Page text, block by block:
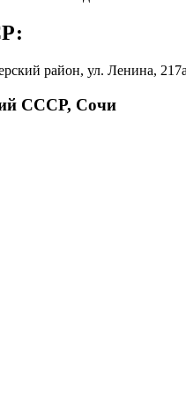
район, ул. Ленина,
СССР, Сочи